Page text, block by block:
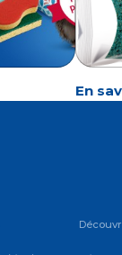
En